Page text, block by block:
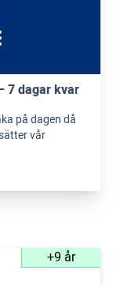
7 dagar kvar
på dagen då
vår
+9 år